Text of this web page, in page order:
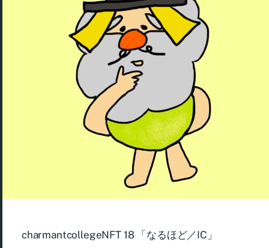
charmantcollegeNFT 18 「なるほど／IC」